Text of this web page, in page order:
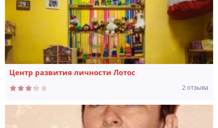
Центр развития личности Лотос
2 отзыва